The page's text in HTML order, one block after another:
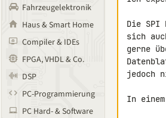
Fahrzeugelektronik
Haus & Smart Home
Compiler & IDEs
FPGA, VHDL & Co.
DSP
PC-Programmierung
PC Hard- & Software
Die SPI
sich
gerne
jedoch
In